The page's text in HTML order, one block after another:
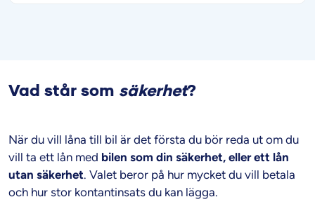
Vad står som säkerhet?
När du vill låna till bil är det första du bör reda ut om du
vill ta ett lån med bilen som din säkerhet, eller ett lån
utan säkerhet. Valet beror på hur mycket du vill betala
och hur stor kontantinsats du kan lägga.